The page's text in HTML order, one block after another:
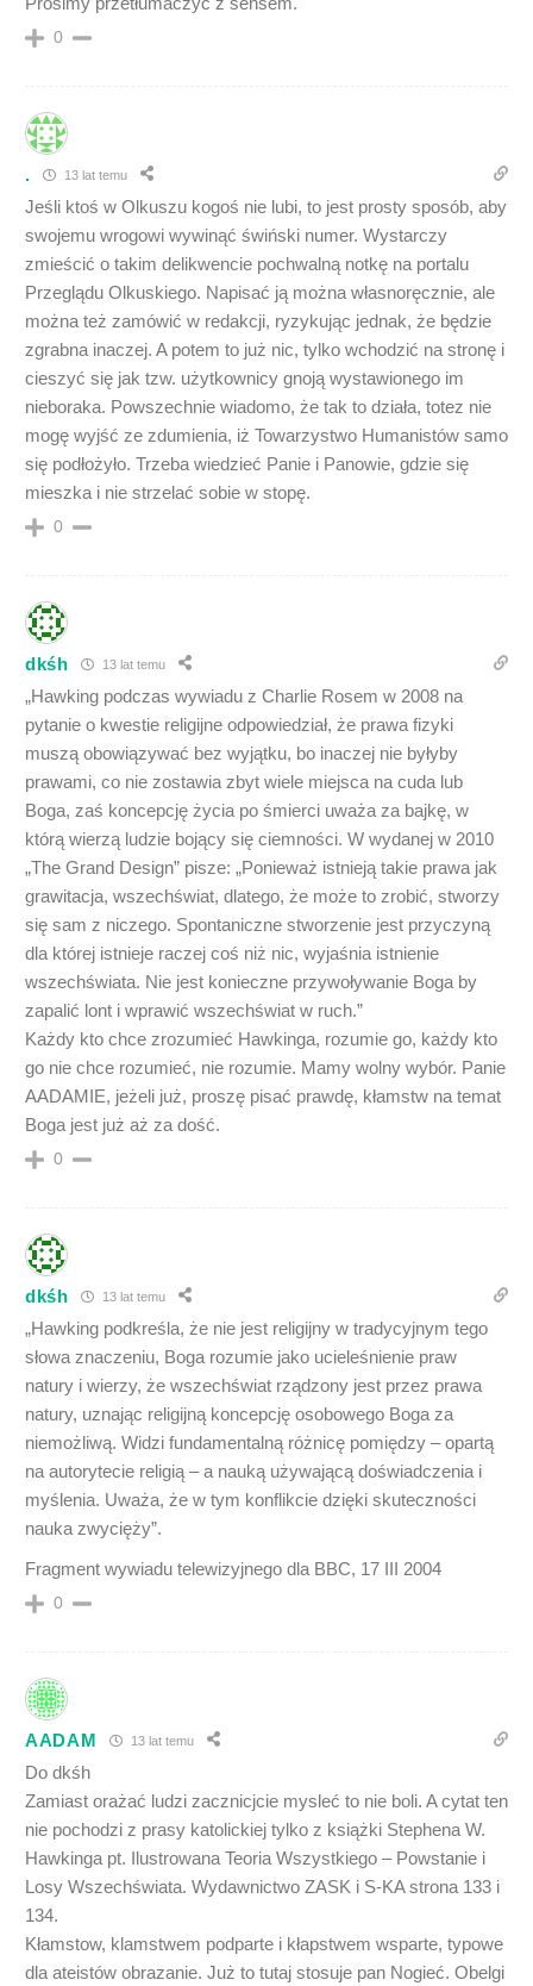
0
. 13 lat temu
Jeśli ktoś w Olkuszu kogoś nie lubi, to jest prosty sposób, aby
swojemu wrogowi wywinąć świński numer. Wystarczy
zmieścić o takim delikwencie pochwalną notkę na portalu
Przeglądu Olkuskiego. Napisać ją można własnoręcznie, ale
można też zamówić w redakcji, ryzykując jednak, że będzie
zgrabna inaczej. A potem to już nic, tylko wchodzić na stronę i
cieszyć się jak tzw. użytkownicy gnoją wystawionego im
nieboraka. Powszechnie wiadomo, że tak to działa, totez nie
mogę wyjść ze zdumienia, iż Towarzystwo Humanistów samo
się podłożyło. Trzeba wiedzieć Panie i Panowie, gdzie się
mieszka i nie strzelać sobie w stopę.
0
dkśh 13 lat temu
„Hawking podczas wywiadu z Charlie Rosem w 2008 na
pytanie o kwestie religijne odpowiedział, że prawa fizyki
muszą obowiązywać bez wyjątku, bo inaczej nie byłyby
prawami, co nie zostawia zbyt wiele miejsca na cuda lub
Boga, zaś koncepcję życia po śmierci uważa za bajkę, w
którą wierzą ludzie bojący się ciemności. W wydanej w 2010
„The Grand Design” pisze: „Ponieważ istnieją takie prawa jak
grawitacja, wszechświat, dlatego, że może to zrobić, stworzy
się sam z niczego. Spontaniczne stworzenie jest przyczyną
dla której istnieje raczej coś niż nic, wyjaśnia istnienie
wszechświata. Nie jest konieczne przywoływanie Boga by
zapalić lont i wprawić wszechświat w ruch.”
Każdy kto chce zrozumieć Hawkinga, rozumie go, każdy kto
go nie chce rozumieć, nie rozumie. Mamy wolny wybór. Panie
AADAMIE, jeżeli już, proszę pisać prawdę, kłamstw na temat
Boga jest już aż za dość.
0
dkśh 13 lat temu
„Hawking podkreśla, że nie jest religijny w tradycyjnym tego
słowa znaczeniu, Boga rozumie jako ucieleśnienie praw
natury i wierzy, że wszechświat rządzony jest przez prawa
natury, uznając religijną koncepcję osobowego Boga za
niemożliwą. Widzi fundamentalną różnicę pomiędzy – opartą
na autorytecie religią – a nauką używającą doświadczenia i
myślenia. Uważa, że w tym konflikcie dzięki skuteczności
nauka zwycięży”.
Fragment wywiadu telewizyjnego dla BBC, 17 III 2004
0
AADAM 13 lat temu
Do dkśh
Zamiast orażać ludzi zacznicjcie mysleć to nie boli. A cytat ten
nie pochodzi z prasy katolickiej tylko z książki Stephena W.
Hawkinga pt. Ilustrowana Teoria Wszystkiego – Powstanie i
Losy Wszechświata. Wydawnictwo ZASK i S-KA strona 133 i
134.
Kłamstow, klamstwem podparte i kłapstwem wsparte, typowe
dla ateistów obrazanie. Już to tutaj stosuje pan Nogieć. Obelgi